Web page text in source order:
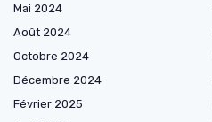
Mai 2024
Août 2024
Octobre 2024
Décembre 2024
Février 2025